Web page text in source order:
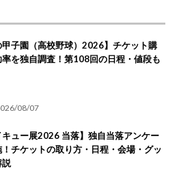
甲子園（高校野球）2026】チケット購
率を独自調査！第108回の日程・値段も
08/07
キュー展2026 当落】独自当落アンケー
！チケットの取り方・日程・会場・グッ
説